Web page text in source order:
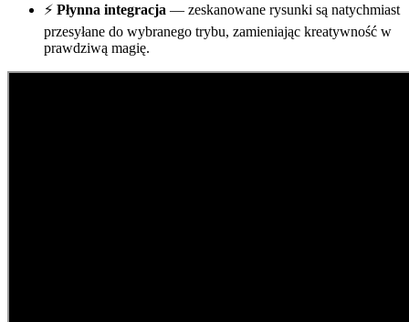
⚡ Płynna integracja — zeskanowane rysunki są natychmiast
przesyłane do wybranego trybu, zamieniając kreatywność w
prawdziwą magię.